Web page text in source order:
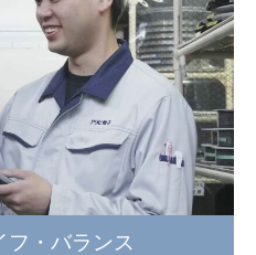
フ・バランス